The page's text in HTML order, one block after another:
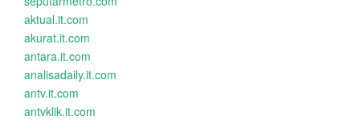
aktual.it.com
akurat.it.com
antara.it.com
analisadaily.it.com
antv.it.com
antvklik.it.com